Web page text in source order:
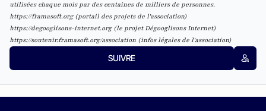
utilisées chaque mois par des centaines de milliers de personnes.
https://framasoft.org(portail des projets de l'association)
https://degooglisons-internet.org(le projet Dégooglisons Internet)
https://soutenir.framasoft.org/association (infos légales de l'association)
SUIVRE